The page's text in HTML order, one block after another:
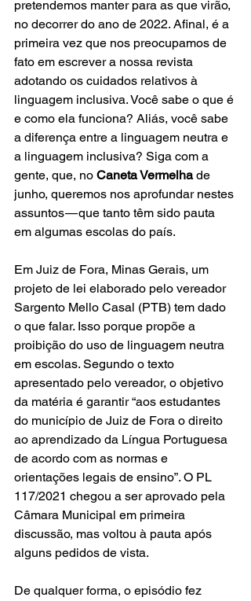
pretendemos manter para as que virão,
no decorrer do ano de 2022. Afinal, é a
primeira vez que nos preocupamos de
fato em escrever a nossa revista
adotando os cuidados relativos à
linguagem inclusiva. Você sabe o que é
e como ela funciona? Aliás, você sabe
a diferença entre a linguagem neutra e
a linguagem inclusiva? Siga com a
gente, que, no Caneta Vermelha de
junho, queremos nos aprofundar nestes
assuntos — que tanto têm sido pauta
em algumas escolas do país.
Em Juiz de Fora, Minas Gerais, um
projeto de lei elaborado pelo vereador
Sargento Mello Casal (PTB) tem dado
o que falar. Isso porque propõe a
proibição do uso de linguagem neutra
em escolas. Segundo o texto
apresentado pelo vereador, o objetivo
da matéria é garantir “aos estudantes
do município de Juiz de Fora o direito
ao aprendizado da Língua Portuguesa
de acordo com as normas e
orientações legais de ensino”. O PL
117/2021 chegou a ser aprovado pela
Câmara Municipal em primeira
discussão, mas voltou à pauta após
alguns pedidos de vista.
De qualquer forma, o episódio fez